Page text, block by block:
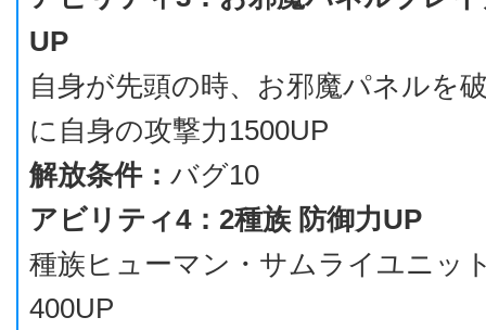
UP
自身が先頭の時、お邪魔パネルを
に自身の攻撃力1500UP
解放条件： バグ10
アビリティ4：2種族 防御力UP
種族ヒューマン・サムライユニッ
400UP